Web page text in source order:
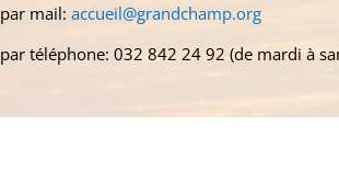
par mail: accueil@grandchamp.org
par téléphone: 032 842 24 92 (de mardi à